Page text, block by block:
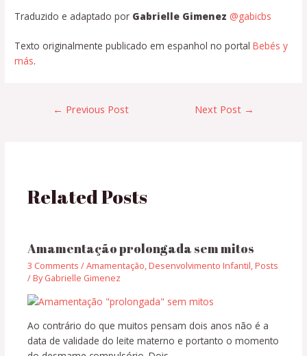
Traduzido e adaptado por Gabrielle Gimenez @gabicbs
Texto originalmente publicado em espanhol no portalBebés y
más.
← Previous Post Next Post →
Related Posts
Amamentação prolongada sem mitos
3 Comments /Amamentação, Desenvolvimento Infantil, Posts
/ ByGabrielle Gimenez
Ao contrário do que muitos pensam dois anos não é a
data de validade do leite materno e portanto o momento